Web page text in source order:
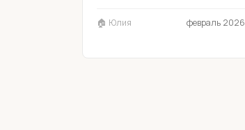
🏠 Юлия февраль 2026